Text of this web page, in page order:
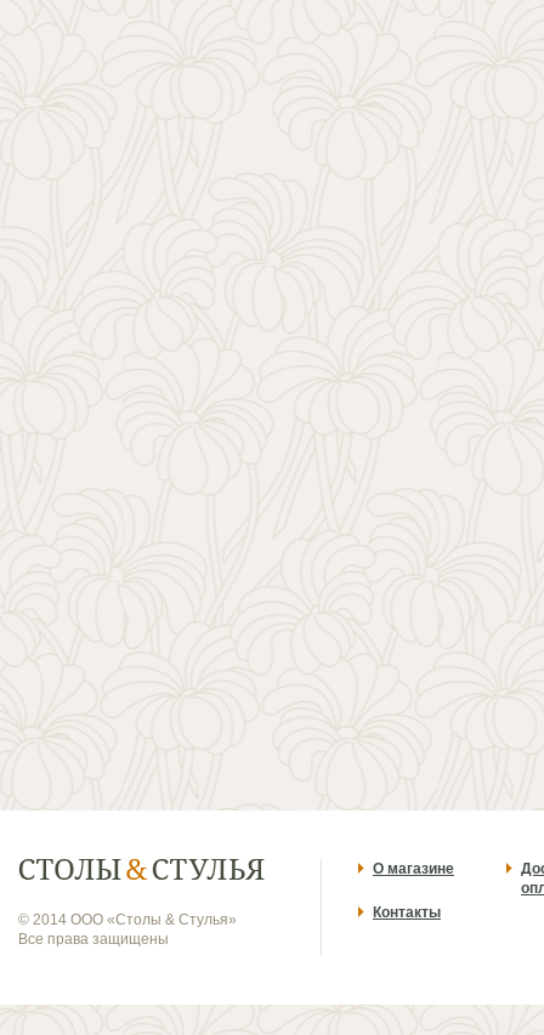
© 2014 ООО «Столы & Стулья»
Все права защищены
О магазине
Контакты